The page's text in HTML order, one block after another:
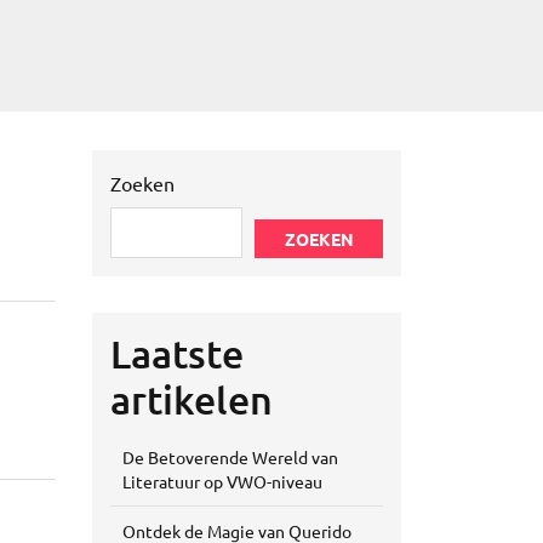
Zoeken
ZOEKEN
Laatste
artikelen
De Betoverende Wereld van
Literatuur op VWO-niveau
Ontdek de Magie van Querido